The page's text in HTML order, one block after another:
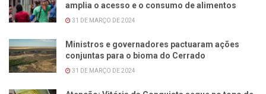
amplia o acesso e o consumo de alimentos
31 DE MARÇO DE 2024
Ministros e governadores pactuaram ações
conjuntas para o bioma do Cerrado
31 DE MARÇO DE 2024